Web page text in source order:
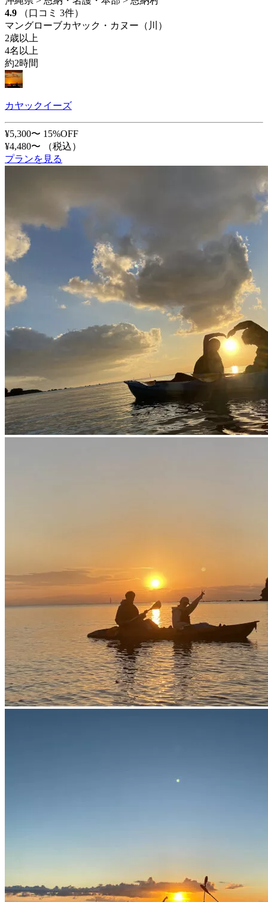
4.9
（口コミ 3件）
マングローブカヤック・カヌー（川）
2歳以上
4名以上
約2時間
カヤックイーズ
¥5,300〜 15%OFF
¥4,480〜
（税込）
プランを見る